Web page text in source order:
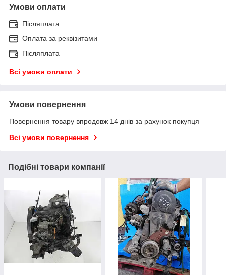
Умови оплати
Післяплата
Оплата за реквізитами
Післяплата
Всі умови оплати
Умови повернення
Повернення товару впродовж 14 днів за рахунок покупця
Всі умови повернення
Подібні товари компанії